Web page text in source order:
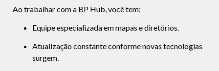
Ao trabalhar com a BP Hub, você tem:
Equipe especializada em mapas e diretórios.
Atualização constante conforme novas tecnologias
surgem.